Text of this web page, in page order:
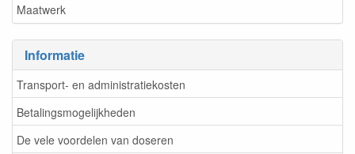
Maatwerk
Informatie
Transport- en administratiekosten
Betalingsmogelijkheden
De vele voordelen van doseren